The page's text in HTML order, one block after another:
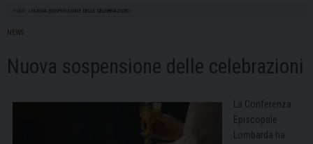
HOME NUOVA SOSPENSIONE DELLE CELEBRAZIONI
NEWS
Nuova sospensione delle celebrazioni
La Conferenza
Episcopale
Lombarda ha